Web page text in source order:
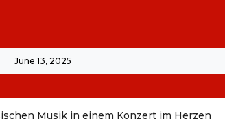
June 13, 2025
Musik in einem Konzert im Herzen